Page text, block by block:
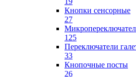
Кнопки сенсорные
27
125
Переключатели
33
Кнопочные посты
26